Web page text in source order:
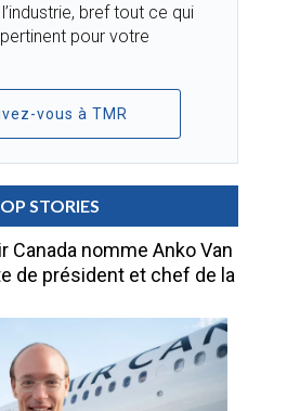
bref tout ce qui
pour votre
vous à TMR
STORIES
Canada nomme Anko Van
de président et chef de la